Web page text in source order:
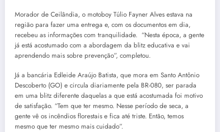
Morador de Ceilândia, o motoboy Túlio Fayner Alves estava na
região para fazer uma entrega e, com os documentos em dia,
recebeu as informações com tranquilidade. “Nesta época, a gente
já está acostumado com a abordagem da blitz educativa e vai
aprendendo mais sobre prevenção”, completou.
Já a bancária Edleide Araújo Batista, que mora em Santo Antônio
Descoberto (GO) e circula diariamente pela BR-080, ser parada
em uma blitz diferente daquelas a que está acostumada foi motivo
de satisfação. “Tem que ter mesmo. Nesse período de seca, a
gente vê os incêndios florestais e fica até triste. Então, temos
mesmo que ter mesmo mais cuidado”.